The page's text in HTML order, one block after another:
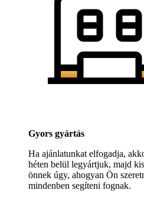
Gyors gyártás
Ha ajánlatunkat elfogadja,
héten belül legyártjuk, majd
önnek úgy, ahogyan Ön
mindenben segíteni fognak.